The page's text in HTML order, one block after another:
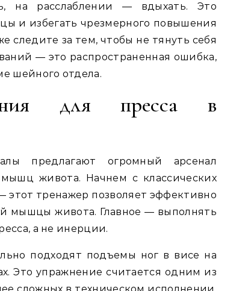
на расслаблении — вдыхать. Это
и избегать чрезмерного повышения
следите за тем, чтобы не тянуть себя
— это распространенная ошибка,
шейного отдела.
для пресса в
предлагают огромный арсенал
живота. Начнем с классических
этот тренажер позволяет эффективно
мышцы живота. Главное — выполнять
а не инерции.
подходят подъемы ног в висе на
Это упражнение считается одним из